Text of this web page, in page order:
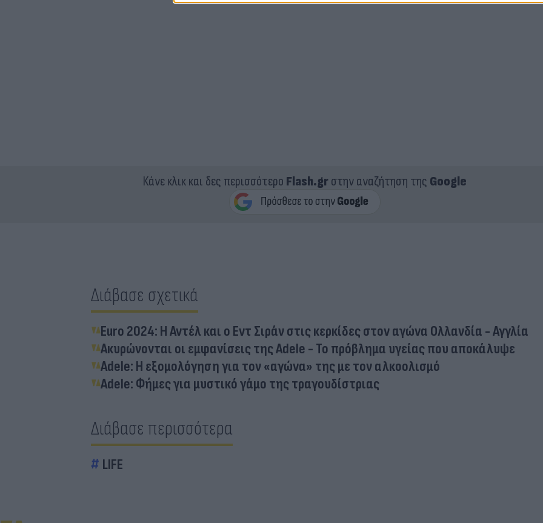
Κάνε κλικ και δες περισσότερο Flash.grστην αναζήτηση της Google
Διάβασε σχετικά
Euro 2024: Η Αντέλ και ο Εντ Σιράν στις κερκίδες στον αγώνα Ολλανδία - Αγγλία
Ακυρώνονται οι εμφανίσεις της Adele - Το πρόβλημα υγείας που αποκάλυψε
Adele: Η εξομολόγηση για τον «αγώνα» της με τον αλκοολισμό
Adele: Φήμες για μυστικό γάμο της τραγουδίστριας
Διάβασε περισσότερα
LIFE